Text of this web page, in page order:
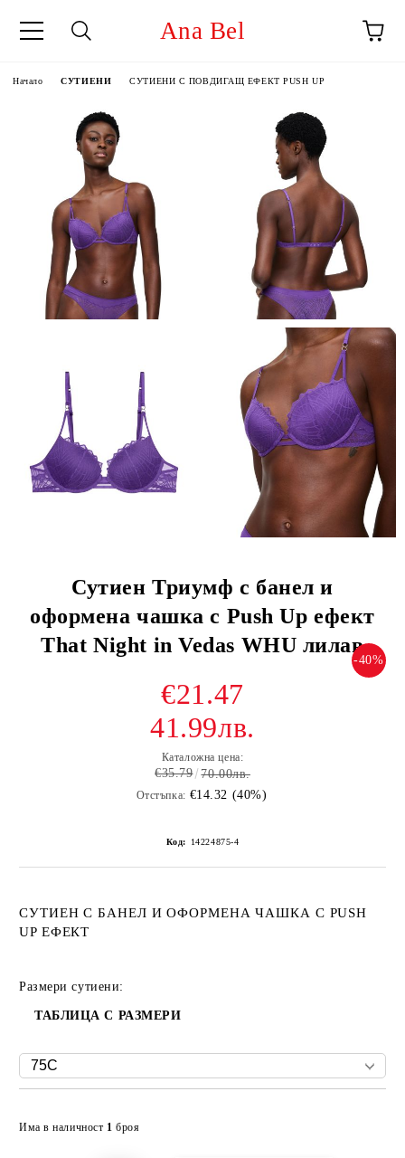
Ana Bel
Начало СУТИЕНИ СУТИЕНИ С ПОВДИГАЩ ЕФЕКТ PUSH UP
Сутиен Триумф с банел и
оформена чашка с Push Up ефект
That Night in Vedas WHU лилав
-40%
€21.47
41.99лв.
Каталожна цена:
€35.79 70.00лв.
Отстъпка: €14.32 (40%)
Код: 14224875-4
СУТИЕН С БАНЕЛ И ОФОРМЕНА ЧАШКА С PUSH
UP ЕФЕКТ
Размери сутиени:
ТАБЛИЦА С РАЗМЕРИ
Има в наличност 1 броя